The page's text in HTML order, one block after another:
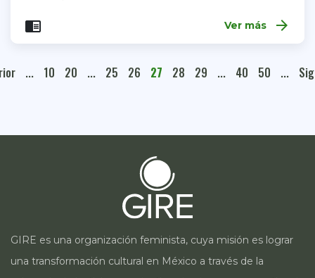
chrome_reader_mode Ver más arrow_forward
... 10 20 ... 25 26 27 28 29 ... 40 50 ...
GIRE es una organización feminista, cuya misión es lograr
una transformación cultural en México a través de la